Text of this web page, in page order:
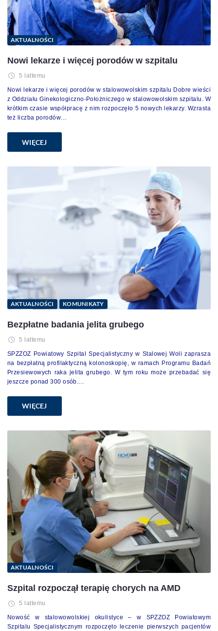
AKTUALNOŚCI
Nowi lekarze i więcej porodów w szpitalu
5 lattemu
Nowi lekarze i więcej porodów w stalowowolskim szpitalu Dobre wieści
z Oddziału Ginekologiczno-Położniczego w stalowowolskim szpitalu. W
krótkim czasie współpracę z nim rozpoczęło 5 nowych lekarzy. Wzrasta
też liczba porodów…
WIĘCEJ
AKTUALNOŚCI KOMUNIKATY
Bezpłatne badania jelita grubego
5 lattemu
SPZZOZ Powiatowy Szpital Specjalistyczny w Stalowej Woli zaprasza
na bezpłatną profilaktyczną kolonoskopię, w ramach Programu Badań
Przesiewowych raka jelita grubego. W tym roku może przebadać się
jeszcze ponad 300 osób.…
WIĘCEJ
AKTUALNOŚCI
Szpital rozpoczął terapię chorych na AMD
5 lattemu
Nowość w stalowowolskiej okulistyce – w SPZZOZ Powiatowym
Szpitalu Specjalistycznym rozpoczęto leczenie pierwszych pacjentów